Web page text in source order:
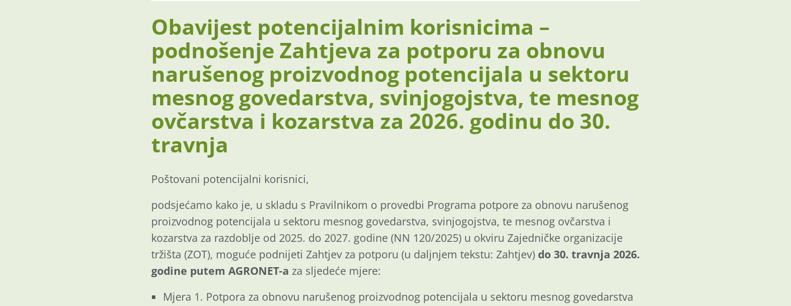
Obavijest potencijalnim korisnicima –
podnošenje Zahtjeva za potporu za obnovu
narušenog proizvodnog potencijala u sektoru
mesnog govedarstva, svinjogojstva, te mesnog
ovčarstva i kozarstva za 2026. godinu do 30.
travnja
Poštovani potencijalni korisnici,
podsjećamo kako je, u skladu s Pravilnikom o provedbi Programa potpore za obnovu narušenog
proizvodnog potencijala u sektoru mesnog govedarstva, svinjogojstva, te mesnog ovčarstva i
kozarstva za razdoblje od 2025. do 2027. godine (NN 120/2025) u okviru Zajedničke organizacije
tržišta (ZOT), moguće podnijeti Zahtjev za potporu (u daljnjem tekstu: Zahtjev) do 30. travnja 2026.
godine putem AGRONET-a za sljedeće mjere:
Mjera 1. Potpora za obnovu narušenog proizvodnog potencijala u sektoru mesnog govedarstva